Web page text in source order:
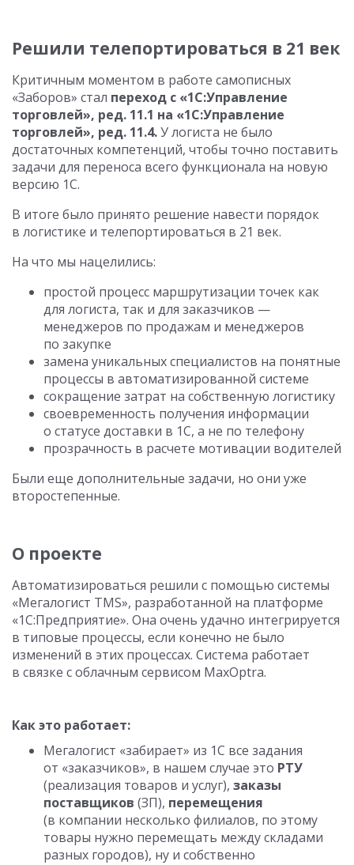
Решили телепортироваться в 21 век
Критичным моментом в работе самописных
«Заборов» стал переход с «1С:Управление
торговлей», ред. 11.1 на «1С:Управление
торговлей», ред. 11.4.У логиста не было
достаточных компетенций, чтобы точно поставить
задачи для переноса всего функционала на новую
версию 1С.
В итоге было принято решение навести порядок
в логистике и телепортироваться в 21 век.
На что мы нацелились:
простой процесс маршрутизации точек как
для логиста, так и для заказчиков —
менеджеров по продажам и менеджеров
по закупке
замена уникальных специалистов на понятные
процессы в автоматизированной системе
сокращение затрат на собственную логистику
своевременность получения информации
о статусе доставки в 1С, а не по телефону
прозрачность в расчете мотивации водителей
Были еще дополнительные задачи, но они уже
второстепенные.
О проекте
Автоматизироваться решили с помощью системы
«Мегалогист TMS», разработанной на платформе
«1С:Предприятие». Она очень удачно интегрируется
в типовые процессы, если конечно не было
изменений в этих процессах. Система работает
в связке с облачным сервисом MaxOptra.
Как это работает:
Мегалогист «забирает» из 1С все задания
от «заказчиков», в нашем случае это РТУ
(реализация товаров и услуг), заказы
поставщиков (ЗП), перемещения
(в компании несколько филиалов, по этому
товары нужно перемещать между складами
разных городов), ну и собственно